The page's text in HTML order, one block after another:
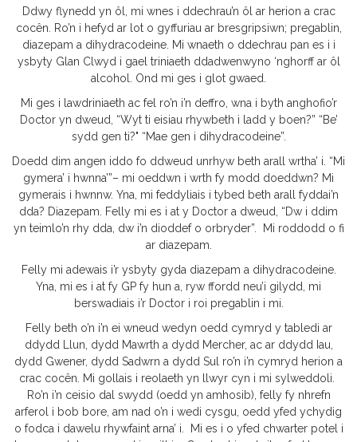
Ddwy flynedd yn ôl, mi wnes i ddechrau’n ôl ar herion a crac
cocên. Ro’n i hefyd ar lot o gyffuriau ar bresgripsiwn; pregablin,
diazepam a dihydracodeine. Mi wnaeth o ddechrau pan es i i
ysbyty Glan Clwyd i gael triniaeth ddadwenwyno ‘nghorff ar ôl
alcohol. Ond mi ges i glot gwaed.
Mi ges i lawdriniaeth ac fel ro’n i’n deffro, wna i byth anghofio’r
Doctor yn dweud, “Wyt ti eisiau rhywbeth i ladd y boen?” “Be’
sydd gen ti?" “Mae gen i dihydracodeine”.
Doedd dim angen iddo fo ddweud unrhyw beth arall wrtha’ i. “Mi
gymera’ i hwnna’”– mi oeddwn i wrth fy modd doeddwn? Mi
gymerais i hwnnw. Yna, mi feddyliais i tybed beth arall fyddai’n
dda? Diazepam. Felly mi es i at y Doctor a dweud, “Dw i ddim
yn teimlo’n rhy dda, dw i’n dioddef o orbryder”. Mi roddodd o fi
ar diazepam.
Felly mi adewais i’r ysbyty gyda diazepam a dihydracodeine.
Yna, mi es i at fy GP fy hun a, ryw ffordd neu’i gilydd, mi
berswadiais i’r Doctor i roi pregablin i mi.
Felly beth o’n i’n ei wneud wedyn oedd cymryd y tabledi ar
ddydd Llun, dydd Mawrth a dydd Mercher, ac ar ddydd Iau,
dydd Gwener, dydd Sadwrn a dydd Sul ro’n i’n cymryd herion a
crac cocên. Mi gollais i reolaeth yn llwyr cyn i mi sylweddoli.
Ro’n i’n ceisio dal swydd (oedd yn amhosib), felly fy nhrefn
arferol i bob bore, am nad o’n i wedi cysgu, oedd yfed ychydig
o fodca i dawelu rhywfaint arna’ i. Mi es i o yfed chwarter potel i